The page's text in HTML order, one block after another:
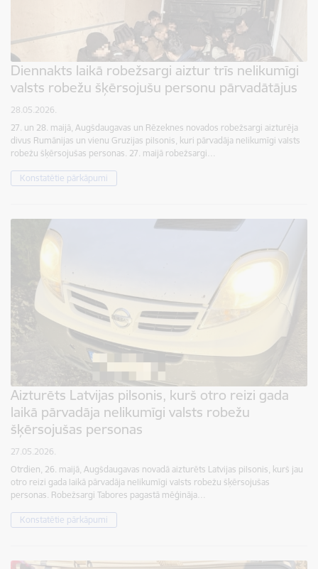
Diennakts laikā robežsargi aiztur trīs nelikumīgi
valsts robežu šķērsojušu personu pārvadātājus
28.05.2026.
27. un 28. maijā, Augšdaugavas un Rēzeknes novados robežsargi aizturēja
divus Rumānijas un vienu Gruzijas pilsonis, kuri pārvadāja nelikumīgi valsts
robežu šķērsojušas personas. 27. maijā robežsargi…
Konstatētie pārkāpumi
Aizturēts Latvijas pilsonis, kurš otro reizi gada
laikā pārvadāja nelikumīgi valsts robežu
šķērsojušas personas
27.05.2026.
Otrdien, 26. maijā, Augšdaugavas novadā aizturēts Latvijas pilsonis, kurš jau
otro reizi gada laikā pārvadāja nelikumīgi valsts robežu šķērsojušas
personas. Robežsargi Tabores pagastā mēģināja…
Konstatētie pārkāpumi